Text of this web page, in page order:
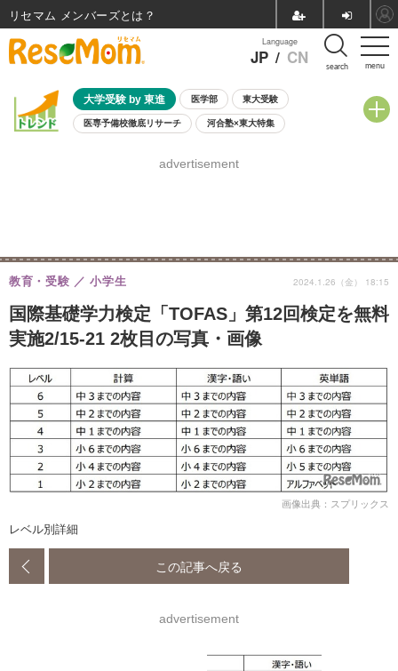
menu
Language
JP / CN search
大学受験 by 東進 医学部 東大受験
医専予備校徹底リサーチ 河合塾×東大特集
8月開催学校説明会・相談会
advertisement
国際基礎学力検定「TOFAS」第12回検定を無料
実施2/15-21 2枚目の写真・画像
教育・受験 小学生 2024.1.26（金） 18:15
画像出典：スプリックス
レベル別詳細
この記事へ戻る
advertisement
リセマム メンバーズ